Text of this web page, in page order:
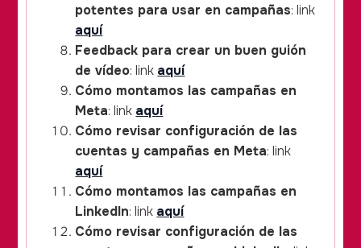
potentes para usar en campañas: link
aquí
Feedback para crear un buen guión
de vídeo: link aquí
Cómo montamos las campañas en
Meta: link aquí
Cómo revisar configuración de las
cuentas y campañas en Meta: link
aquí
Cómo montamos las campañas en
LinkedIn: link aquí
Cómo revisar configuración de las